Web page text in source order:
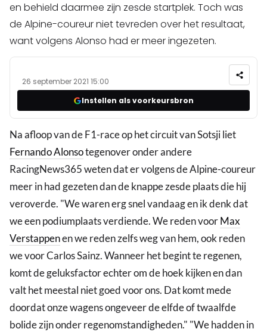
en behield daarmee zijn zesde startplek. Toch was
de Alpine-coureur niet tevreden over het resultaat,
want volgens Alonso had er meer ingezeten.
26 september 2021 15:00
Instellen als voorkeursbron
Na afloop van de F1-race op het circuit van Sotsji liet
Fernando Alonsotegenover onder andere
RacingNews365 weten dat er volgens de Alpine-coureur
meer in had gezeten dan de knappe zesde plaats die hij
veroverde. "We waren erg snel vandaag en ik denk dat
we een podiumplaats verdiende. We reden voorMax
Verstappenen we reden zelfs weg van hem, ook reden
we voor Carlos Sainz. Wanneer het begint te regenen,
komt de geluksfactor echter om de hoek kijken en dan
valt het meestal niet goed voor ons. Dat komt mede
doordat onze wagens ongeveer de elfde of twaalfde
bolide zijn onder regenomstandigheden." "We hadden in